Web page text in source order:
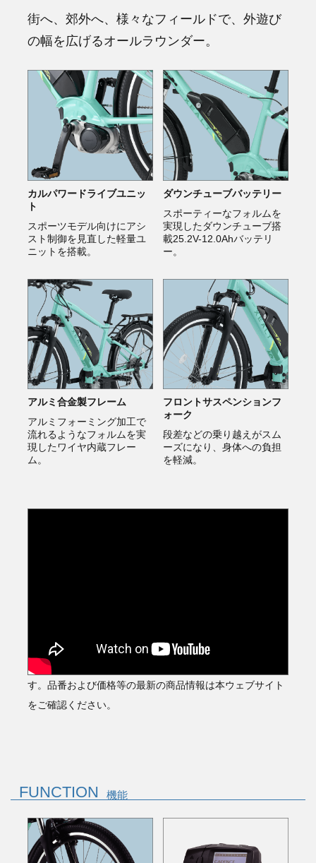
街へ、郊外へ、様々なフィールドで、外遊び
の幅を広げるオールラウンダー。
カルパワードライブユニッ
ト
スポーツモデル向けにアシ
スト制御を見直した軽量ユ
ニットを搭載。
ダウンチューブバッテリー
スポーティーなフォルムを
実現したダウンチューブ搭
載25.2V-12.0Ahバッテリ
ー。
アルミ合金製フレーム
アルミフォーミング加工で
流れるようなフォルムを実
現したワイヤ内蔵フレー
ム。
フロントサスペンションフ
ォーク
段差などの乗り越えがスム
ーズになり、身体への負担
を軽減。
※動画の内容は撮影当時（2024年5月31日）時点の情報で
す。品番および価格等の最新の商品情報は本ウェブサイト
をご確認ください。
FUNCTION 機能